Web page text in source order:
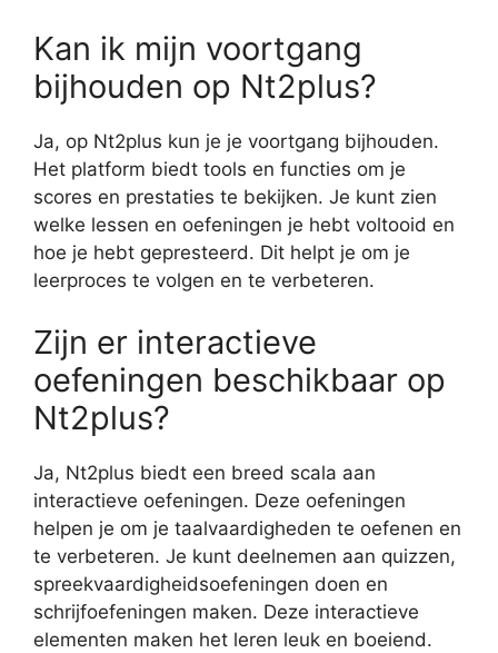
Kan ik mijn voortgang
bijhouden op Nt2plus?
Ja, op Nt2plus kun je je voortgang bijhouden.
Het platform biedt tools en functies om je
scores en prestaties te bekijken. Je kunt zien
welke lessen en oefeningen je hebt voltooid en
hoe je hebt gepresteerd. Dit helpt je om je
leerproces te volgen en te verbeteren.
Zijn er interactieve
oefeningen beschikbaar op
Nt2plus?
Ja, Nt2plus biedt een breed scala aan
interactieve oefeningen. Deze oefeningen
helpen je om je taalvaardigheden te oefenen en
te verbeteren. Je kunt deelnemen aan quizzen,
spreekvaardigheidsoefeningen doen en
schrijfoefeningen maken. Deze interactieve
elementen maken het leren leuk en boeiend.